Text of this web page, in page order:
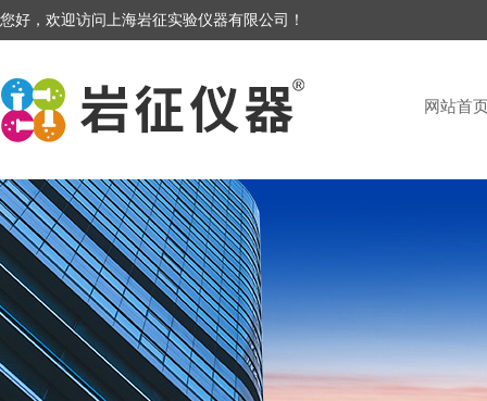
您好，欢迎访问上海岩征实验仪器有限公司！
网站首